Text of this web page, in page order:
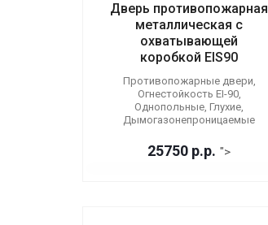
Дверь противопожарная
металлическая с
охватывающей
коробкой EIS90
Противопожарные двери,
Огнестойкость EI-90,
Однопольные, Глухие,
Дымогазонепроницаемые
25750 р.р. ">